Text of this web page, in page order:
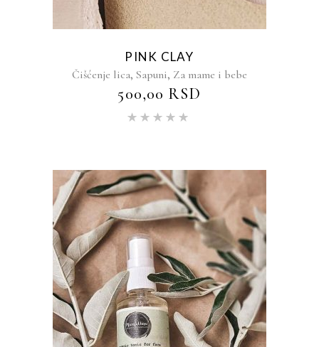
PINK CLAY
Čišćenje lica, Sapuni, Za mame i bebe
500,00 RSD